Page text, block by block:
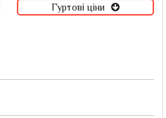
Гуртові ціни